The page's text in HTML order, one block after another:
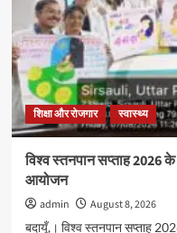
अवसर
पर
पोस्टर
प्रतियोगिता
का
आयोजन
शिक्षा और रोजगार स्वास्थ्य
विश्व स्तनपान सप्ताह 2026
आयोजन
admin
August 8, 2026
बदायूँ,। विश्व स्तनपान सप्ताह